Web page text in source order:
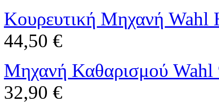
Κουρευτική Μηχανή
44,50 €
Μηχανή Καθαρισμού Wahl
32,90 €